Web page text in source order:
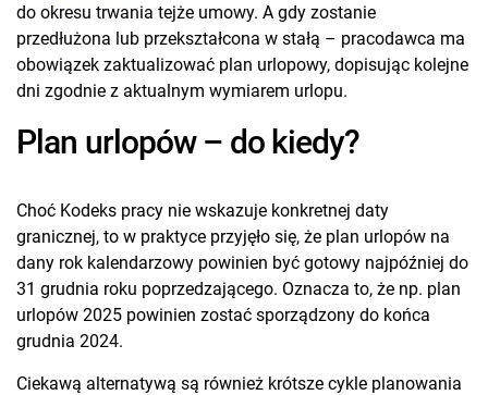
do okresu trwania tejże umowy. A gdy zostanie
przedłużona lub przekształcona w stałą – pracodawca ma
obowiązek zaktualizować plan urlopowy, dopisując kolejne
dni zgodnie z aktualnym wymiarem urlopu.
Plan urlopów – do kiedy?
Choć Kodeks pracy nie wskazuje konkretnej daty
granicznej, to w praktyce przyjęło się, że plan urlopów na
dany rok kalendarzowy powinien być gotowy najpóźniej do
31 grudnia roku poprzedzającego. Oznacza to, że np. plan
urlopów 2025 powinien zostać sporządzony do końca
grudnia 2024.
Ciekawą alternatywą są również krótsze cykle planowania